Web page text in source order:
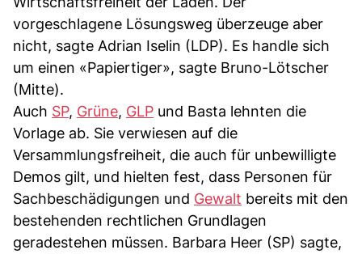
vorgeschlagene Lösungsweg überzeuge aber
nicht, sagte Adrian Iselin (LDP). Es handle sich
um einen «Papiertiger», sagte Bruno-Lötscher
(Mitte).
Auch SP, Grüne, GLP und Basta lehnten die
Vorlage ab. Sie verwiesen auf die
Versammlungsfreiheit, die auch für unbewilligte
Demos gilt, und hielten fest, dass Personen für
Sachbeschädigungen und Gewalt bereits mit den
bestehenden rechtlichen Grundlagen
geradestehen müssen. Barbara Heer (SP) sagte,